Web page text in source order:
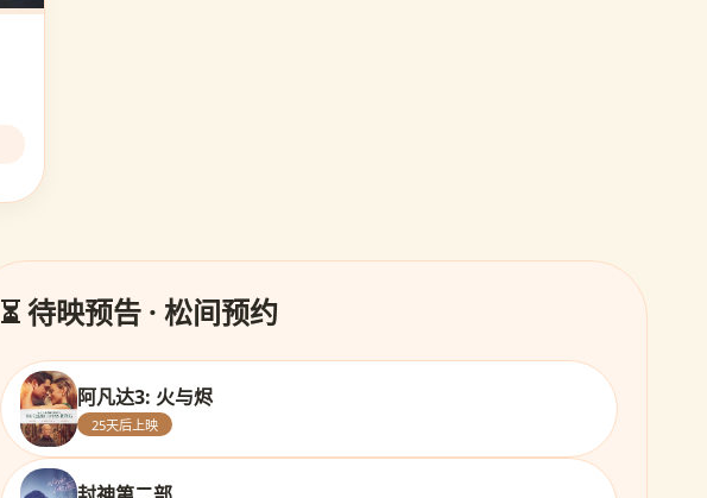
⏳ 待映预告 · 松间预约
阿凡达3: 火与烬
25天后上映